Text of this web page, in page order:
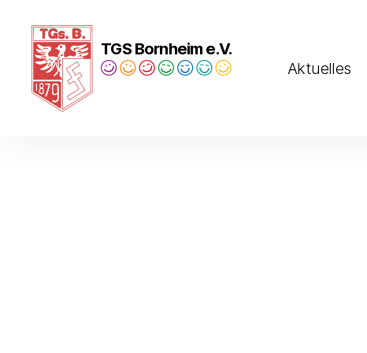
TGS Bornheim e.V.
Aktuelles